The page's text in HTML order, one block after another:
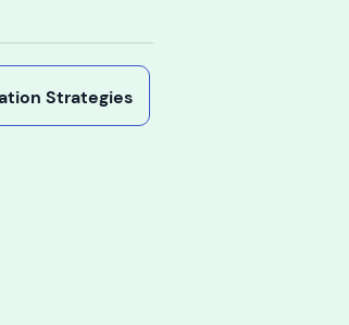
Strategies